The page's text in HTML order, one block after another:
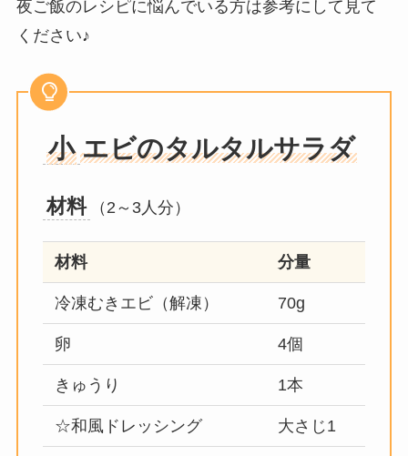
夜ご飯のレシピに悩んでいる方は参考にして見て
ください♪
小 エビのタルタルサラダ
材料 （2～3人分）
材料 分量
冷凍むきエビ（解凍） 70g
卵 4個
きゅうり 1本
☆和風ドレッシング 大さじ1